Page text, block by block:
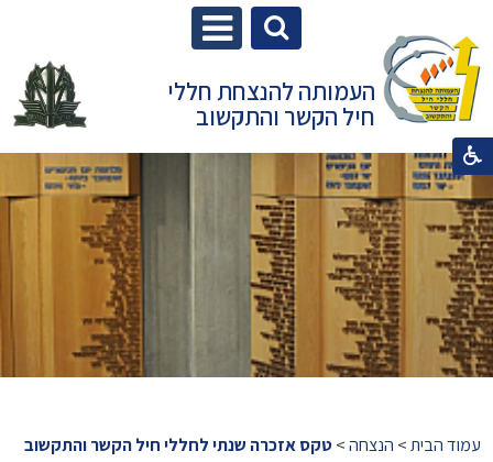
העמותה להנצחת חללי
חיל הקשר והתקשוב
עמוד הבית> הנצחה>טקס אזכרה שנתי לחללי חיל הקשר והתקשוב